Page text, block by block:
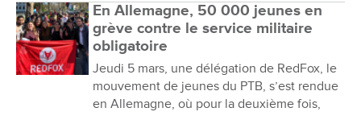
En Allemagne, 50 000 jeunes en
grève contre le service militaire
obligatoire
Jeudi 5 mars, une délégation de RedFox, le
mouvement de jeunes du PTB, s’est rendue
en Allemagne, où pour la deuxième fois,